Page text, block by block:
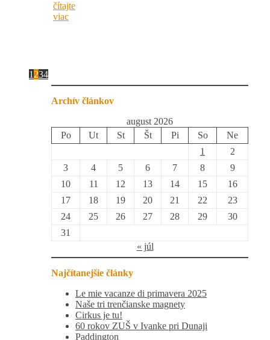
čítajte
viac
1 234
Archív článkov
august 2026
Po
Ut St Št Pi So
Ne
1
2
3
4 5 6 7 8
9
10
11 12 13 14 15
16
17
18 19 20 21 22
23
24
25 26 27 28 29
30
31
« júl
Najčítanejšie články
Le mie vacanze di primavera 2025
Naše tri trenčianske magnety
Cirkus je tu!
60 rokov ZUŠ v Ivanke pri Dunaji
Paddington